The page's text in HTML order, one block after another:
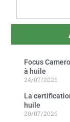
Focus
à huile
24/07/2026
La
huile
20/07/2026